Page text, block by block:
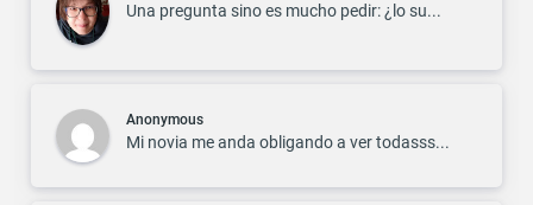
Una pregunta sino es mucho pedir: ¿lo su...
Anonymous
Mi novia me anda obligando a ver todasss...